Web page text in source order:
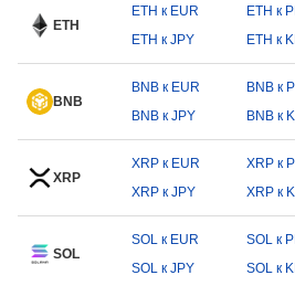
ETH
ETH к EUR ETH к
ETH к JPY
ETH к
BNB
BNB к EUR BNB к
BNB к JPY
BNB к
XRP
XRP к EUR XRP к
XRP к JPY
XRP к
SOL
SOL к EUR SOL к
SOL к JPY
SOL к